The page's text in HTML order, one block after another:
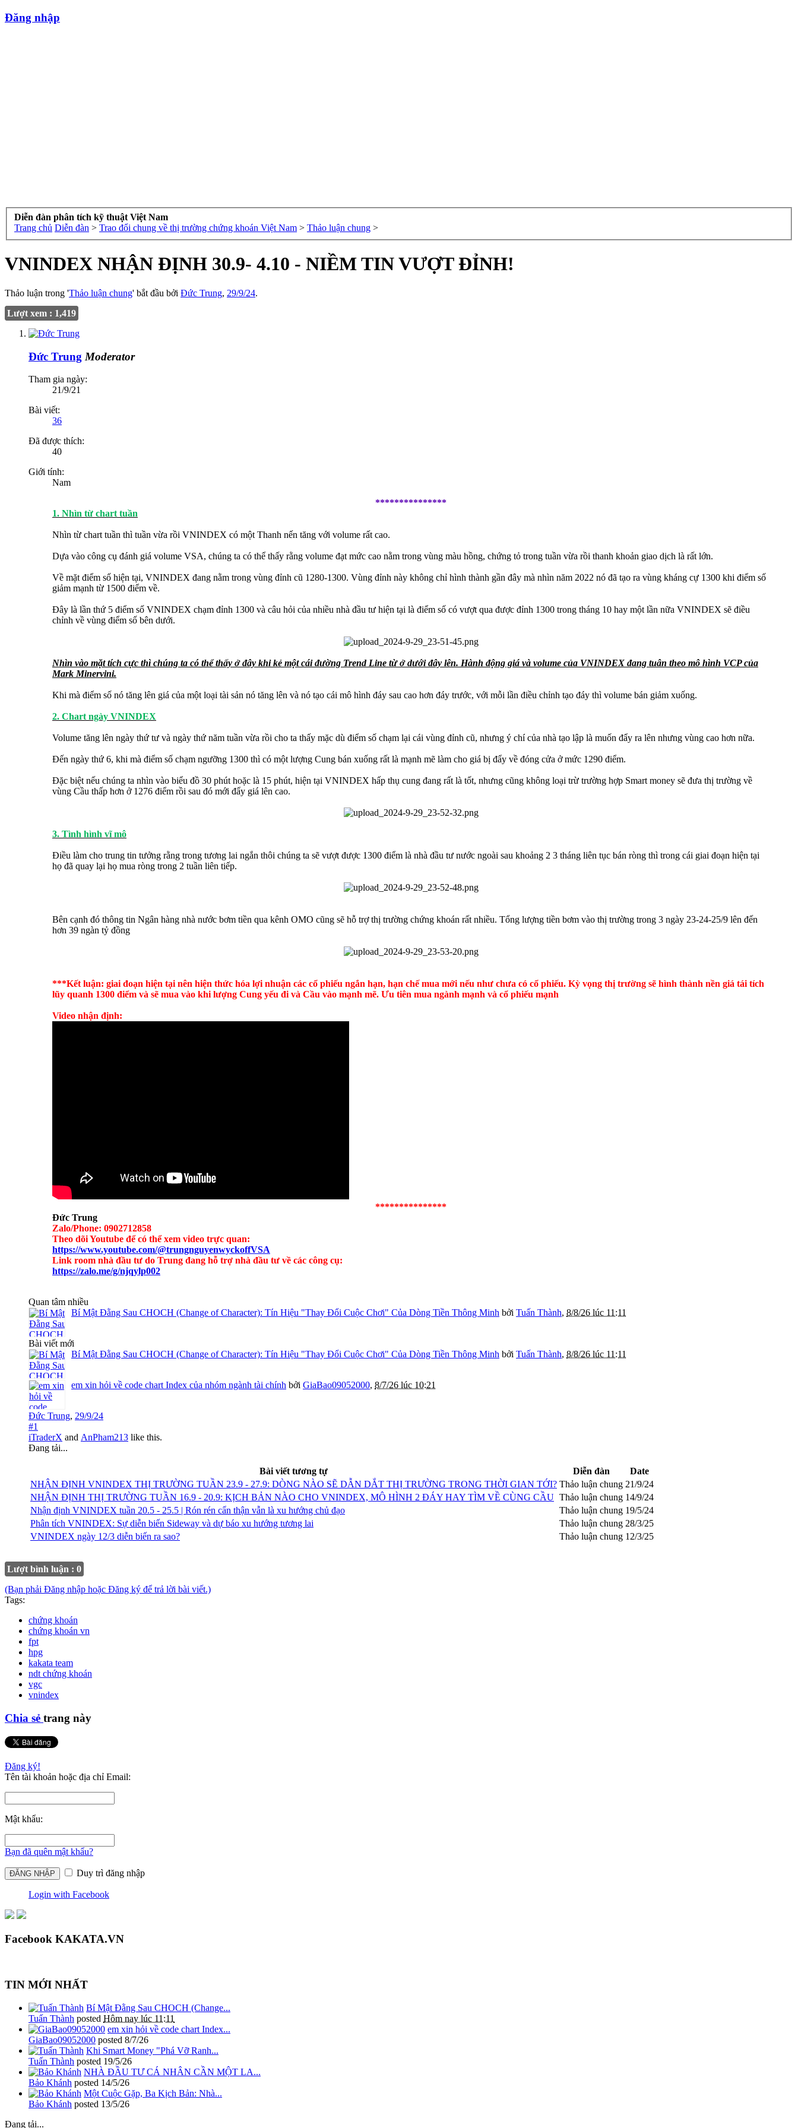
Đăng nhập
Diễn đàn phân tích kỹ thuật Việt Nam
Trang chủ Diễn đàn > Trao đổi chung về thị trường chứng khoán Việt Nam > Thảo luận chung >
VNINDEX NHẬN ĐỊNH 30.9- 4.10 - NIỀM TIN VƯỢT ĐỈNH!
Thảo luận trong 'Thảo luận chung' bắt đầu bởi Đức Trung, 29/9/24.
Lượt xem : 1,419
Đức Trung Moderator
Tham gia ngày:
21/9/21
Bài viết:
36
Đã được thích:
40
Giới tính:
Nam
***************
1. Nhìn từ chart tuần
Nhìn từ chart tuần thì tuần vừa rồi VNINDEX có một Thanh nến tăng với volume rất cao.
Dựa vào công cụ đánh giá volume VSA, chúng ta có thể thấy rằng volume đạt mức cao nằm trong vùng màu hồng, chứng tỏ trong tuần vừa rồi thanh khoản giao dịch là rất lớn.
Về mặt điểm số hiện tại, VNINDEX đang nằm trong vùng đỉnh cũ 1280-1300. Vùng đỉnh này không chỉ hình thành gần đây mà nhìn năm 2022 nó đã tạo ra vùng kháng cự 1300 khi điểm số
giảm mạnh từ 1500 điểm về.
Đây là lần thứ 5 điểm số VNINDEX chạm đỉnh 1300 và câu hỏi của nhiều nhà đầu tư hiện tại là điểm số có vượt qua được đỉnh 1300 trong tháng 10 hay một lần nữa VNINDEX sẽ điều
chỉnh về vùng điểm số bên dưới.
Nhìn vào mặt tích cực thì chúng ta có thể thấy ở đây khi kẻ một cái đường Trend Line từ ở dưới đây lên. Hành động giá và volume của VNINDEX đang tuân theo mô hình VCP của
Mark Minervini.
Khi mà điểm số nó tăng lên giá của một loại tài sản nó tăng lên và nó tạo cái mô hình đáy sau cao hơn đáy trước, với mỗi lần điều chỉnh tạo đáy thì volume bán giảm xuống.
2. Chart ngày VNINDEX
Volume tăng lên ngày thứ tư và ngày thứ năm tuần vừa rồi cho ta thấy mặc dù điểm số chạm lại cái vùng đỉnh cũ, nhưng ý chí của nhà tạo lập là muốn đẩy ra lên nhưng vùng cao hơn nữa.
Đến ngày thứ 6, khi mà điểm số chạm ngưỡng 1300 thì có một lượng Cung bán xuống rất là mạnh mẽ làm cho giá bị đẩy về đóng cửa ở mức 1290 điểm.
Đặc biệt nếu chúng ta nhìn vào biểu đồ 30 phút hoặc là 15 phút, hiện tại VNINDEX hấp thụ cung đang rất là tốt, nhưng cũng không loại trừ trường hợp Smart money sẽ đưa thị trường về
vùng Cầu thấp hơn ở 1276 điểm rồi sau đó mới đẩy giá lên cao.
3. Tình hình vĩ mô
Điều làm cho trung tin tưởng rằng trong tương lai ngắn thôi chúng ta sẽ vượt được 1300 điểm là nhà đầu tư nước ngoài sau khoảng 2 3 tháng liên tục bán ròng thì trong cái giai đoạn hiện tại
họ đã quay lại họ mua ròng trong 2 tuần liên tiếp.
Bên cạnh đó thông tin Ngân hàng nhà nước bơm tiền qua kênh OMO cũng sẽ hỗ trợ thị trường chứng khoán rất nhiều. Tổng lượng tiền bơm vào thị trường trong 3 ngày 23-24-25/9 lên đến
hơn 39 ngàn tỷ đồng
***Kết luận: giai đoạn hiện tại nên hiện thức hóa lợi nhuận các cổ phiếu ngắn hạn, hạn chế mua mới nếu như chưa có cổ phiếu. Kỳ vọng thị trường sẽ hình thành nền giá tái tích
lũy quanh 1300 điểm và sẽ mua vào khi lượng Cung yếu đi và Cầu vào mạnh mẽ. Ưu tiên mua ngành mạnh và cổ phiếu mạnh
Video nhận định:
***************
Đức Trung
Zalo/Phone: 0902712858
Theo dõi Youtube để có thể xem video trực quan:
https://www.youtube.com/@trungnguyenwyckoffVSA
Link room nhà đầu tư do Trung đang hỗ trợ nhà đầu tư về các công cụ:
https://zalo.me/g/njqylp002
Quan tâm nhiều
Bí Mật Đằng Sau CHOCH (Change of Character): Tín Hiệu "Thay Đổi Cuộc Chơi" Của Dòng Tiền Thông Minh bởi Tuấn Thành, 8/8/26 lúc 11:11
Bài viết mới
Bí Mật Đằng Sau CHOCH (Change of Character): Tín Hiệu "Thay Đổi Cuộc Chơi" Của Dòng Tiền Thông Minh bởi Tuấn Thành, 8/8/26 lúc 11:11
em xin hỏi về code chart Index của nhóm ngành tài chính bởi GiaBao09052000, 8/7/26 lúc 10:21
Đức Trung, 29/9/24
#1
iTraderX and AnPham213 like this.
Đang tải...
Bài viết tương tự Diễn đàn
Date
NHẬN ĐỊNH VNINDEX THỊ TRƯỜNG TUẦN 23.9 - 27.9: DÒNG NÀO SẼ DẪN DẮT THỊ TRƯỜNG TRONG THỜI GIAN TỚI? Thảo luận chung 21/9/24
NHẬN ĐỊNH THỊ TRƯỜNG TUẦN 16.9 - 20.9: KỊCH BẢN NÀO CHO VNINDEX, MÔ HÌNH 2 ĐÁY HAY TÌM VỀ CÙNG CẦU Thảo luận chung 14/9/24
Nhận định VNINDEX tuần 20.5 - 25.5 | Rón rén cẩn thận vẫn là xu hướng chủ đạo
Thảo luận chung 19/5/24
Phân tích VNINDEX: Sự diễn biến Sideway và dự báo xu hướng tương lai
Thảo luận chung 28/3/25
VNINDEX ngày 12/3 diễn biến ra sao?
Thảo luận chung 12/3/25
Lượt bình luận : 0
(Bạn phải Đăng nhập hoặc Đăng ký để trả lời bài viết.)
Tags:
chứng khoán
chứng khoán vn
fpt
hpg
kakata team
ndt chứng khoán
vgc
vnindex
Chia sẻ trang này
Đăng ký!
Tên tài khoản hoặc địa chỉ Email:
Mật khẩu:
Bạn đã quên mật khẩu?
Duy trì đăng nhập
Login with Facebook
Facebook KAKATA.VN
TIN MỚI NHẤT
Bí Mật Đằng Sau CHOCH (Change...
Tuấn Thành posted Hôm nay lúc 11:11
em xin hỏi về code chart Index...
GiaBao09052000 posted 8/7/26
Khi Smart Money "Phá Vỡ Ranh...
Tuấn Thành posted 19/5/26
NHÀ ĐẦU TƯ CÁ NHÂN CẦN MỘT LA...
Bảo Khánh posted 14/5/26
Một Cuộc Gặp, Ba Kịch Bản: Nhà...
Bảo Khánh posted 13/5/26
Đang tải...